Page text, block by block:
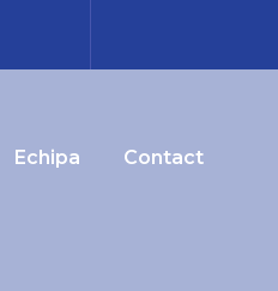
Echipa Contact